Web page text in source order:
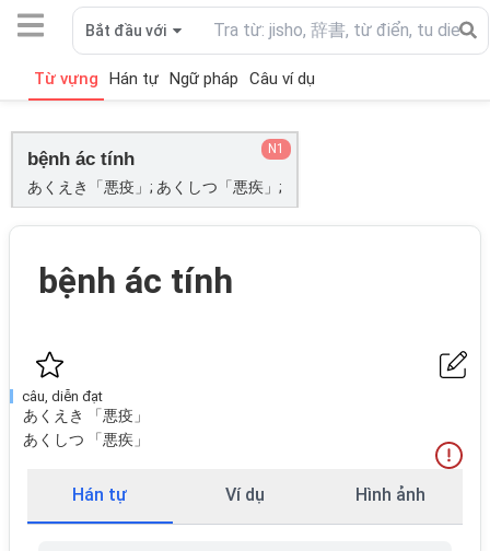
Bắt đầu với
Từ vựng Hán tự Ngữ pháp Câu ví dụ
bệnh ác tính
あくえき「悪疫」; あくしつ「悪疾」;
N1
bệnh ác tính
câu, diễn đạt
あくえき 「悪疫」
あくしつ 「悪疾」
Hán tự Ví dụ Hình ảnh